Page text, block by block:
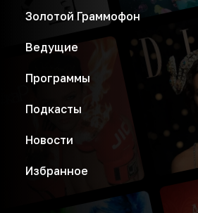
Золотой Граммофон
Ведущие
Программы
Подкасты
Новости
Избранное